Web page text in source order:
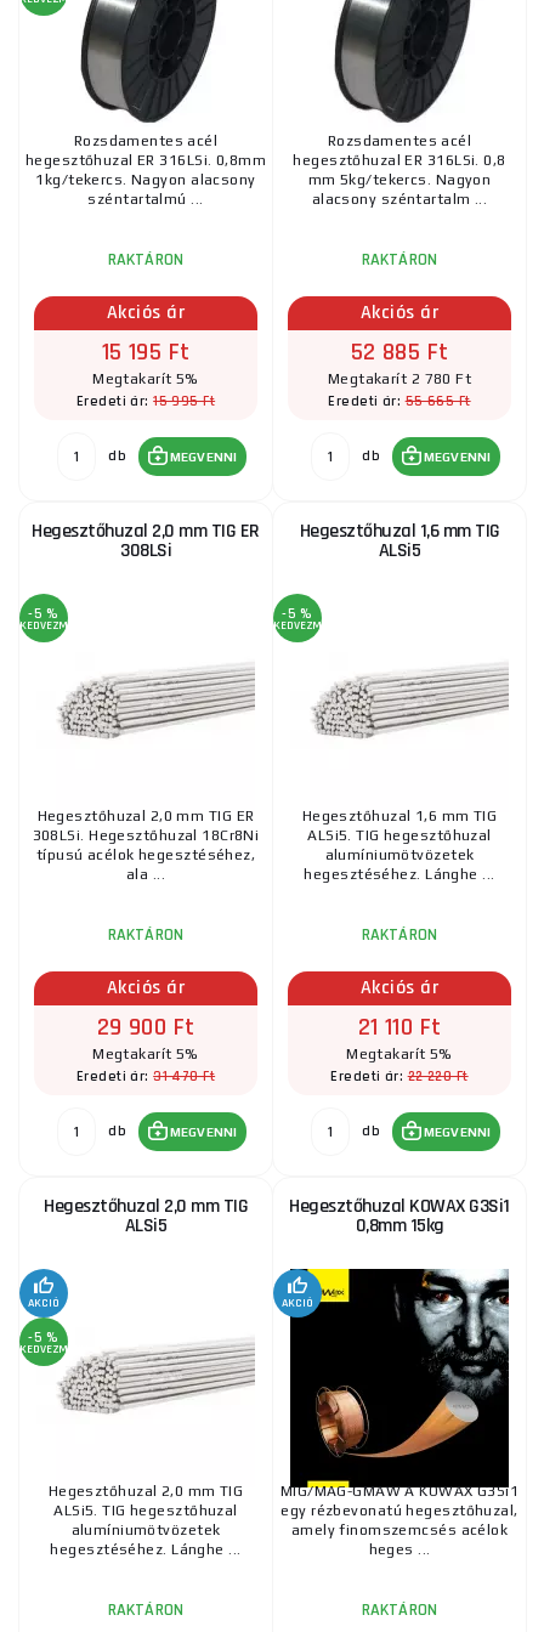
Rozsdamentes acél
hegesztőhuzal ER 316LSi. 0,8mm
1kg/tekercs. Nagyon alacsony
széntartalmú ...
RAKTÁRON
Akciós ár
15 195 Ft
Megtakarít 5%
Eredeti ár:15 995 Ft
db MEGVENNI
Rozsdamentes acél
hegesztőhuzal ER 316LSi. 0,8
mm 5kg/tekercs. Nagyon
alacsony széntartalm ...
RAKTÁRON
Akciós ár
52 885 Ft
Megtakarít 2 780 Ft
Eredeti ár:55 665 Ft
db MEGVENNI
Hegesztőhuzal 2,0 mm TIG ER
308LSi
-5 %
KEDVEZMÉNY
Hegesztőhuzal 2,0 mm TIG ER
308LSi. Hegesztőhuzal 18Cr8Ni
típusú acélok hegesztéséhez,
ala ...
RAKTÁRON
Akciós ár
29 900 Ft
Megtakarít 5%
Eredeti ár:31 470 Ft
db MEGVENNI
Hegesztőhuzal 1,6 mm TIG
ALSi5
-5 %
KEDVEZMÉNY
Hegesztőhuzal 1,6 mm TIG
ALSi5. TIG hegesztőhuzal
alumíniumötvözetek
hegesztéséhez. Lánghe ...
RAKTÁRON
Akciós ár
21 110 Ft
Megtakarít 5%
Eredeti ár:22 220 Ft
db MEGVENNI
Hegesztőhuzal 2,0 mm TIG
ALSi5
AKCIÓ
-5 %
KEDVEZMÉNY
Hegesztőhuzal 2,0 mm TIG
ALSi5. TIG hegesztőhuzal
alumíniumötvözetek
hegesztéséhez. Lánghe ...
RAKTÁRON
Hegesztőhuzal KOWAX G3Si1
0,8mm 15kg
AKCIÓ
MIG/MAG-GMAW A KOWAX G3Si1
egy rézbevonatú hegesztőhuzal,
amely finomszemcsés acélok
heges ...
RAKTÁRON